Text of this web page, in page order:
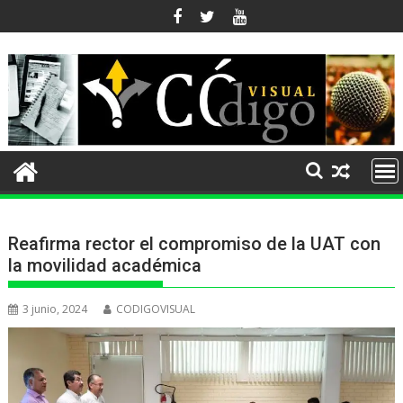
al
contenido
Reafirma rector el compromiso de la UAT con
la movilidad académica
3 junio, 2024 CODIGOVISUAL